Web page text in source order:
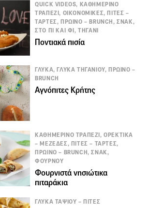
QUICK VIDEOS, ΚΑΘΗΜΕΡΙΝΟ
ΤΡΑΠΕΖΙ, ΟΙΚΟΝΟΜΙΚΕΣ, ΠΙΤΕΣ –
ΤΑΡΤΕΣ, ΠΡΩΙΝΟ – BRUNCH, ΣΝΑΚ,
ΣΤΟ ΠΙ ΚΑΙ ΦΙ, ΤΗΓΑΝΙ
Ποντιακά πισία
ΓΛΥΚΑ, ΓΛΥΚΑ ΤΗΓΑΝΙΟΥ, ΠΡΩΙΝΟ –
BRUNCH
Αγνόπιτες Κρήτης
ΚΑΘΗΜΕΡΙΝΟ ΤΡΑΠΕΖΙ, ΟΡΕΚΤΙΚΑ
– ΜΕΖΕΔΕΣ, ΠΙΤΕΣ – ΤΑΡΤΕΣ,
ΠΡΩΙΝΟ – BRUNCH, ΣΝΑΚ,
ΦΟΥΡΝΟΥ
Φουρνιστά νησιώτικα
πιταράκια
ΓΛΥΚΑ ΤΑΨΙΟΥ – ΠΙΤΕΣ